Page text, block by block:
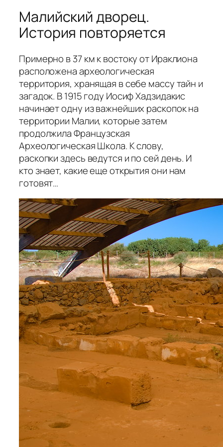
Малийский дворец.
История повторяется
Примерно в 37 км к востоку от Ираклиона
расположена археологическая
территория, хранящая в себе массу тайн и
загадок. В 1915 году Иосиф Хадзидакис
начинает одну из важнейших раскопок на
территории Малии, которые затем
продолжила Французская
Археологическая Школа. К слову,
раскопки здесь ведутся и по сей день. И
кто знает, какие еще открытия они нам
готовят…